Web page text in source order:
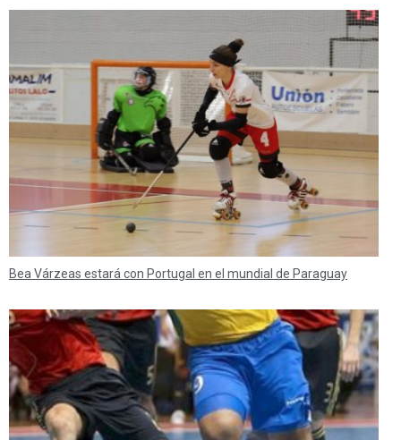
Bea Várzeas estará con Portugal en el mundial de Paraguay